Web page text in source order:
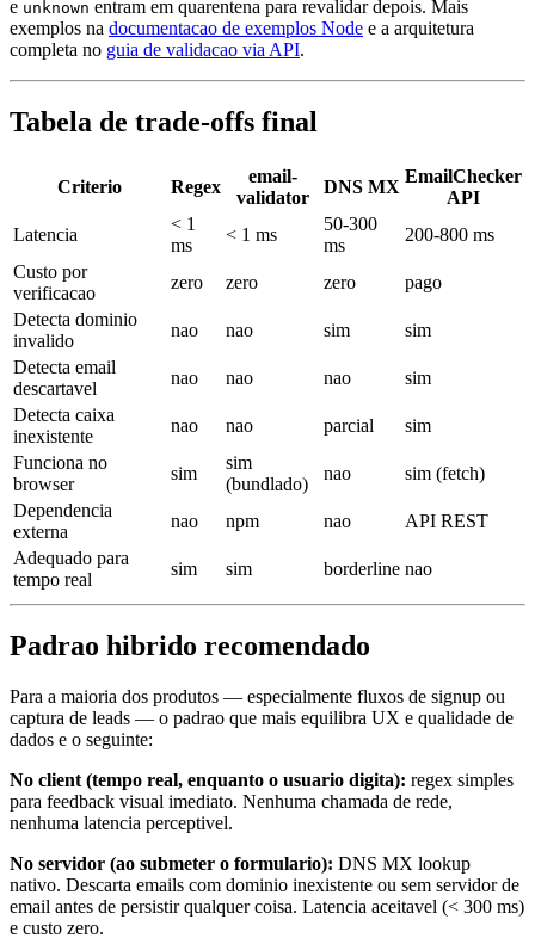
e unknown entram em quarentena para revalidar depois. Mais
exemplos na documentacao de exemplos Node e a arquitetura
completa no guia de validacao via API.
Tabela de trade-offs final
Criterio Regex
email-
validator
DNS MX
EmailChecker
API
Latencia
< 1
ms
< 1 ms
50-300
ms
200-800 ms
Custo por
verificacao
zero zero zero
pago
Detecta dominio
invalido
nao nao sim
sim
Detecta email
descartavel
nao nao nao
sim
Detecta caixa
inexistente
nao nao parcial
sim
Funciona no
browser
sim
sim
(bundlado)
nao
sim (fetch)
Dependencia
externa
nao npm nao
API REST
Adequado para
tempo real
sim sim borderline nao
Padrao hibrido recomendado
Para a maioria dos produtos — especialmente fluxos de signup ou
captura de leads — o padrao que mais equilibra UX e qualidade de
dados e o seguinte:
No client (tempo real, enquanto o usuario digita): regex simples
para feedback visual imediato. Nenhuma chamada de rede,
nenhuma latencia perceptivel.
No servidor (ao submeter o formulario): DNS MX lookup
nativo. Descarta emails com dominio inexistente ou sem servidor de
email antes de persistir qualquer coisa. Latencia aceitavel (< 300 ms)
e custo zero.